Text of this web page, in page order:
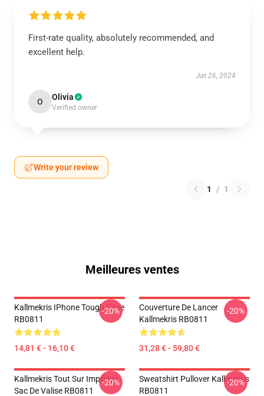
First-rate quality, absolutely recommended, and
excellent help.
Jun 26, 2024
O Olivia
Verified owner
Write your review
1 / 1
Meilleures ventes
Kallmekris IPhone Tough Case
RB0811
14,81 € - 16,10 €
-20%
Couverture De Lancer
Kallmekris RB0811
31,28 € - 59,80 €
-20%
Kallmekris Tout Sur Imprimer
Sac De Valise RB0811
-20%
Sweatshirt Pullover Kallmekris
RB0811
-20%